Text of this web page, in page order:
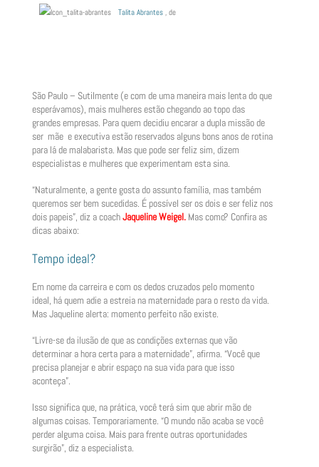
Talita Abrantes , de
São Paulo – Sutilmente (e com de uma maneira mais lenta do que
esperávamos), mais mulheres estão chegando ao topo das
grandes empresas. Para quem decidiu encarar a dupla missão de
ser mãe e executiva estão reservados alguns bons anos de rotina
para lá de malabarista. Mas que pode ser feliz sim, dizem
especialistas e mulheres que experimentam esta sina.
“Naturalmente, a gente gosta do assunto família, mas também
queremos ser bem sucedidas. É possível ser os dois e ser feliz nos
dois papeis”, diz a coachJaqueline Weigel.Mas como? Confira as
dicas abaixo:
Tempo ideal?
Em nome da carreira e com os dedos cruzados pelo momento
ideal, há quem adie a estreia na maternidade para o resto da vida.
Mas Jaqueline alerta: momento perfeito não existe.
“Livre-se da ilusão de que as condições externas que vão
determinar a hora certa para a maternidade”, afirma. “Você que
precisa planejar e abrir espaço na sua vida para que isso
aconteça”.
Isso significa que, na prática, você terá sim que abrir mão de
algumas coisas. Temporariamente. “O mundo não acaba se você
perder alguma coisa. Mais para frente outras oportunidades
surgirão”, diz a especialista.